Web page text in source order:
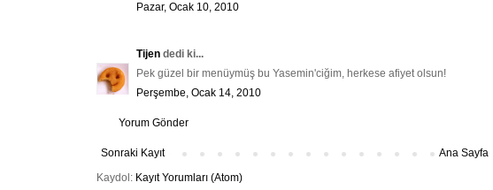
Pazar, Ocak 10, 2010
Tijen dedi ki...
Pek güzel bir menüymüş bu Yasemin'ciğim, herkese afiyet olsun!
Perşembe, Ocak 14, 2010
Yorum Gönder
Sonraki Kayıt
Ana Sayfa
Kaydol: Kayıt Yorumları (Atom)